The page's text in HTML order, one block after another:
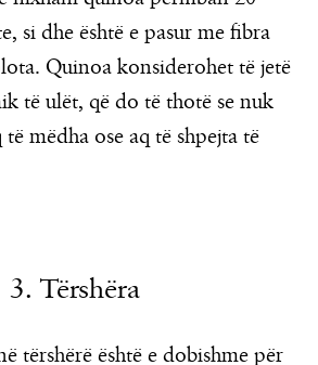
si dhe është e pasur me fibra
Quinoa konsiderohet të jetë
të ulët, që do të thotë se nuk
mëdha ose aq të shpejta të
3. Tërshëra
tërshërë është e dobishme për